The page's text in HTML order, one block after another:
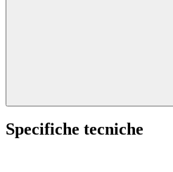
Specifiche tecniche